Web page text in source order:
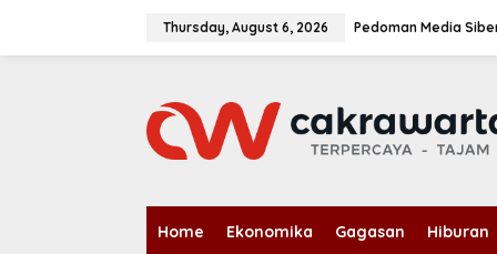
Thursday, August 6, 2026 Pedoman Media
Home Ekonomika Gagasan Hiburan